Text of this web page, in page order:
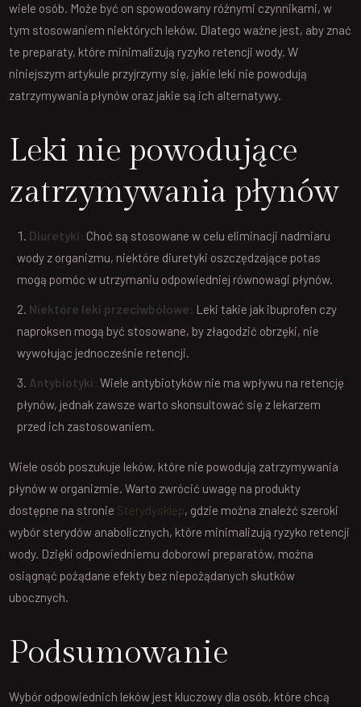
wiele osób. Może być on spowodowany różnymi czynnikami, w
tym stosowaniem niektórych leków. Dlatego ważne jest, aby znać
te preparaty, które minimalizują ryzyko retencji wody. W
niniejszym artykule przyjrzymy się, jakie leki nie powodują
zatrzymywania płynów oraz jakie są ich alternatywy.
Leki nie powodujące
zatrzymywania płynów
Diuretyki: Choć są stosowane w celu eliminacji nadmiaru
wody z organizmu, niektóre diuretyki oszczędzające potas
mogą pomóc w utrzymaniu odpowiedniej równowagi płynów.
Niektóre leki przeciwbólowe: Leki takie jak ibuprofen czy
naproksen mogą być stosowane, by złagodzić obrzęki, nie
wywołując jednocześnie retencji.
Antybiotyki: Wiele antybiotyków nie ma wpływu na retencję
płynów, jednak zawsze warto skonsultować się z lekarzem
przed ich zastosowaniem.
Wiele osób poszukuje leków, które nie powodują zatrzymywania
płynów w organizmie. Warto zwrócić uwagę na produkty
dostępne na stronie Sterydysklep, gdzie można znaleźć szeroki
wybór sterydów anabolicznych, które minimalizują ryzyko retencji
wody. Dzięki odpowiedniemu doborowi preparatów, można
osiągnąć pożądane efekty bez niepożądanych skutków
ubocznych.
Podsumowanie
Wybór odpowiednich leków jest kluczowy dla osób, które chcą